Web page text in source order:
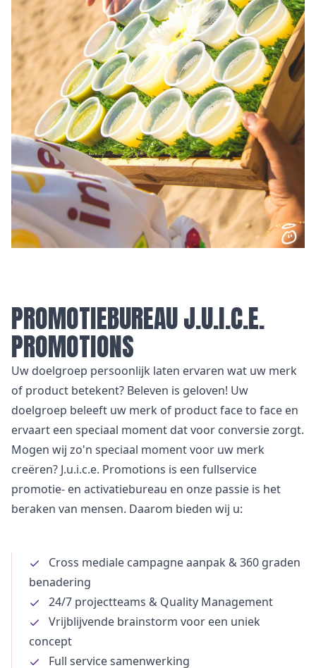
PROMOTIEBUREAU J.U.I.C.E.
PROMOTIONS
Uw doelgroep persoonlijk laten ervaren wat uw merk
of product betekent? Beleven is geloven! Uw
doelgroep beleeft uw merk of product face to face en
ervaart een speciaal moment dat voor conversie zorgt.
Mogen wij zo'n speciaal moment voor uw merk
creëren? J.u.i.c.e. Promotions is een fullservice
promotie- en activatiebureau en onze passie is het
beraken van mensen. Daarom bieden wij u:
Cross mediale campagne aanpak & 360 graden
benadering
24/7 projectteams & Quality Management
Vrijblijvende brainstorm voor een uniek
concept
Full service samenwerking